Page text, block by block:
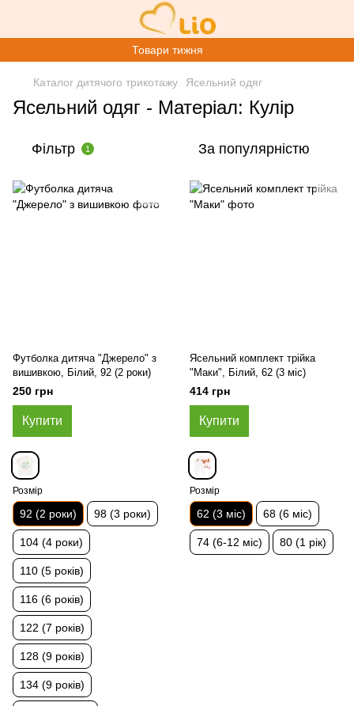
Товари тижня
Каталог дитячого трикотажу Ясельний одяг
Ясельний одяг - Матеріал: Кулір
Фільтр 1 За популярністю
Футболка дитяча "Джерело" з
вишивкою, Білий, 92 (2 роки)
250 грн
Купити
Розмір
92 (2 роки) 98 (3 роки)
104 (4 роки)
110 (5 років)
116 (6 років)
122 (7 років)
128 (9 років)
134 (9 років)
Ясельний комплект трійка
"Маки", Білий, 62 (3 міс)
414 грн
Купити
Розмір
62 (3 міс) 68 (6 міс)
74 (6-12 міс) 80 (1 рік)